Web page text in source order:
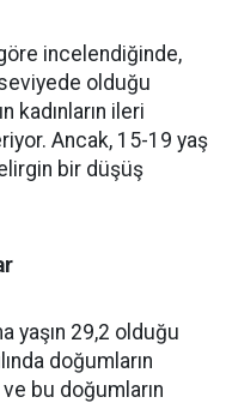
göre incelendiğinde,
olduğu
kadınların ileri
Ancak, 15-19 yaş
bir düşüş
yaşın 29,2 olduğu
doğumların
bu doğumların